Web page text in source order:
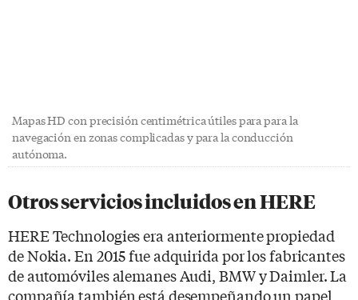
Mapas HD con precisión centimétrica útiles para para la
navegación en zonas complicadas y para la conducción
autónoma.
Otros servicios incluidos en HERE
HERE Technologies era anteriormente propiedad
de Nokia. En 2015 fue adquirida por los fabricantes
de automóviles alemanes Audi, BMW y Daimler. La
compañía también está desempeñando un papel